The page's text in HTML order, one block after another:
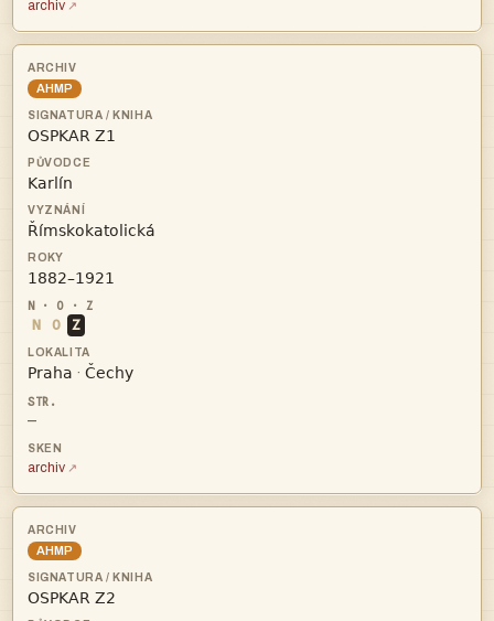
archiv
AHMP




N O Z
 · 
—
archiv
AHMP
